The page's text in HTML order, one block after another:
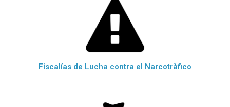
Fiscalías de Lucha contra el Narcotràfico